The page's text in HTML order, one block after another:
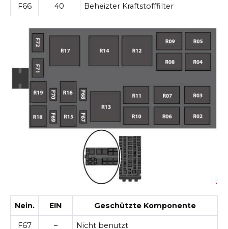
F66 40 Beheizter Kraftstofffilter
Nein. EIN Geschützte Komponente
F67 – Nicht benutzt